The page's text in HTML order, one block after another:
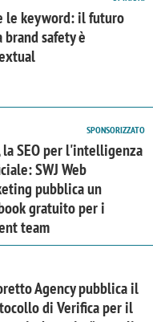
le keyword: il futuro
safety è
SPONSORIZZATO
la SEO per l'intelligenza
SWJ Web
pubblica un
gratuito per i
team
Agency pubblica il
di Verifica per il